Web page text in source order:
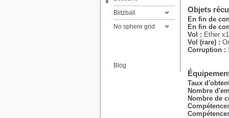
Objets
En fin de
En fin de
Vol : Ether x1
Vol (rare) :
Corruption :
Taux
Nombre
Nombre de
Blitzball
Liste des joueurs
Liste des techniques
No sphere grid
Histoire principale
Blog